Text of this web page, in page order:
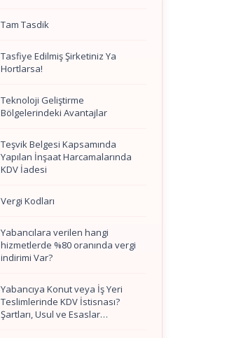
Tam Tasdik
Tasfiye Edilmiş Şirketiniz Ya
Hortlarsa!
Teknoloji Geliştirme
Bölgelerindeki Avantajlar
Teşvik Belgesi Kapsamında
Yapılan İnşaat Harcamalarında
KDV İadesi
Vergi Kodları
Yabancılara verilen hangi
hizmetlerde %80 oranında vergi
indirimi Var?
Yabancıya Konut veya İş Yeri
Teslimlerinde KDV İstisnası?
Şartları, Usul ve Esaslar…